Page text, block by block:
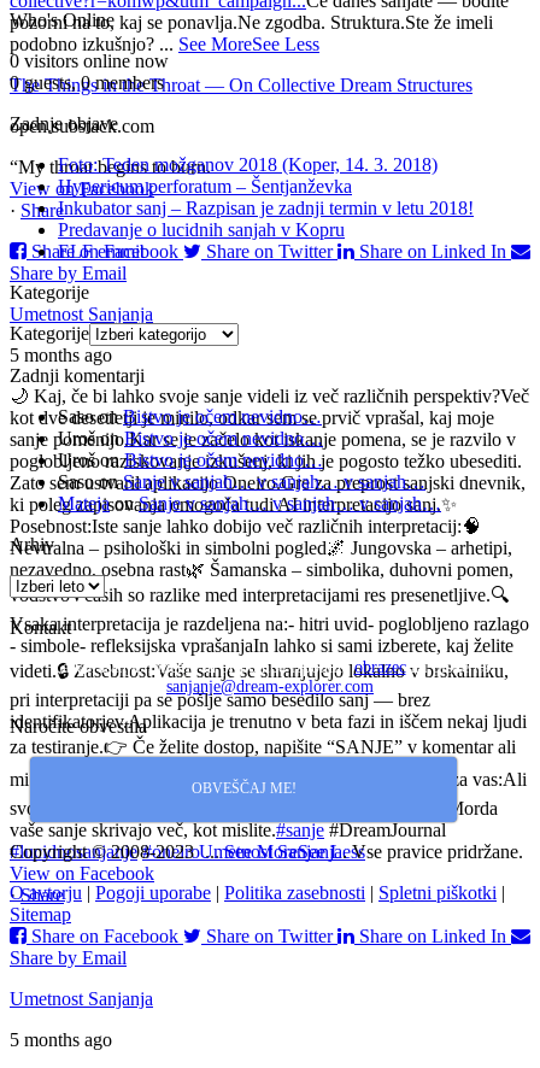
pozorni na to, kaj se ponavlja.Ne zgodba. Struktura.Ste že imeli
podobno izkušnjo? ... See MoreSee Less
The Things in the Throat — On Collective Dream Structures
open.substack.com
“My throat begins to burn.
View on Facebook
· Share
Share on Facebook
Share on Twitter
Share on Linked In
Share by Email
Umetnost Sanjanja
5 months ago
🌙 Kaj, če bi lahko svoje sanje videli iz več različnih perspektiv?Več
kot dve desetletji je minilo, odkar sem se prvič vprašal, kaj moje
sanje pomenijo.Kar se je začelo kot iskanje pomena, se je razvilo v
poglobljeno raziskovanje izkušenj, ki jih je pogosto težko ubesediti.
Zato sem ustvaril aplikacijo Oneiro.Gre za preprost sanjski dnevnik,
ki poleg zapisovanja omogoča tudi AI interpretacijo sanj.✨
Posebnost:Iste sanje lahko dobijo več različnih interpretacij:🧠
Nevtralna – psihološki in simbolni pogled🌌 Jungovska – arhetipi,
nezavedno, osebna rast🌿 Šamanska – simbolika, duhovni pomen,
vodstvoVčasih so razlike med interpretacijami res presenetljive.🔍
Vsaka interpretacija je razdeljena na:- hitri uvid- poglobljeno razlago
- simbole- refleksijska vprašanjaIn lahko si sami izberete, kaj želite
videti.🔒 Zasebnost:Vaše sanje se shranjujejo lokalno v brskalniku,
pri interpretaciji pa se pošlje samo besedilo sanj — brez
identifikatorjev.Aplikacija je trenutno v beta fazi in iščem nekaj ljudi
za testiranje.👉 Če želite dostop, napišite “SANJE” v komentar ali
mi pošljite sporočilo.
Število mest je omejeno. Vprašanje za vas:Ali
svoje sanje kdaj interpretirate — ali jih samo pozabite?
🌌 Morda
vaše sanje skrivajo več, kot mislite.#sanje#DreamJournal
#lucidnosanjanje #oneiro ...See MoreSee Less
View on Facebook
· Share
Share on Facebook
Share on Twitter
Share on Linked In
Share by Email
Umetnost Sanjanja
5 months ago
Who's Online
0 visitors online now
0 guests, 0 members
Zadnje objave
Foto: Teden možganov 2018 (Koper, 14. 3. 2018)
Hypericum perforatum – Šentjanževka
Inkubator sanj – Razpisan je zadnji termin v letu 2018!
Predavanje o lucidnih sanjah v Kopru
ELF emmit
Kategorije
Kategorije
Zadnji komentarji
SasoonBistvo je očem nevidno…
UrošonBistvo je očem nevidno…
UrošonBistvo je očem nevidno…
SasoonSanje v sanjah… v sanjah… v sanjah…
MatejaonSanje v sanjah… v sanjah… v sanjah…
Arhiv
Kontakt
Za vprašanja, mnenja in pripombe izpolnite obrazec ali pišite na
sanjanje@dream-explorer.com
Naročite obvestila
OBVEŠČAJ ME!
Copyright © 2008-2023Umetnost Sanjanja. Vse pravice pridržane.
O avtorju | Pogoji uporabe | Politika zasebnosti | Spletni piškotki |
Sitemap